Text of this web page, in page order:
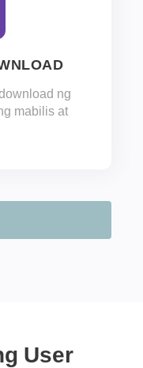
ng
mabilis at
User